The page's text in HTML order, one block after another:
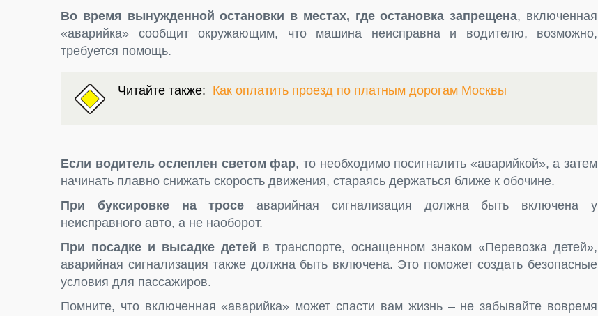
Во время вынужденной остановки в местах, где остановка запрещена, включенная
«аварийка» сообщит окружающим, что машина неисправна и водителю, возможно,
требуется помощь.
Читайте также: Как оплатить проезд по платным дорогам Москвы
Если водитель ослеплен светом фар, то необходимо посигналить «аварийкой», а затем
начинать плавно снижать скорость движения, стараясь держаться ближе к обочине.
При буксировке на тросеаварийная сигнализация должна быть включена у
неисправного авто, а не наоборот.
При посадке и высадке детей в транспорте, оснащенном знаком «Перевозка детей»,
аварийная сигнализация также должна быть включена. Это поможет создать безопасные
условия для пассажиров.
Помните, что включенная «аварийка» может спасти вам жизнь – не забывайте вовремя